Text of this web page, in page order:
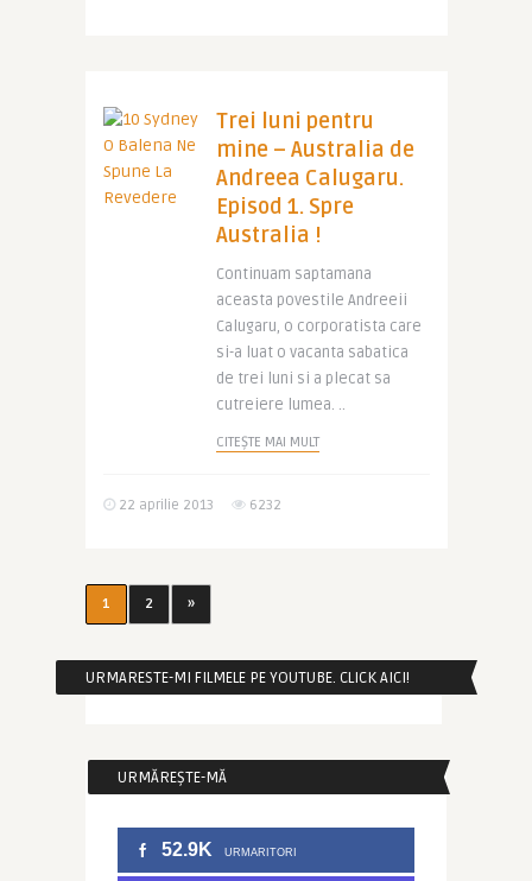
Trei luni pentru
mine – Australia de
Andreea Calugaru.
Episod 1. Spre
Australia !
Continuam saptamana
aceasta povestile Andreeii
Calugaru, o corporatista care
si-a luat o vacanta sabatica
de trei luni si a plecat sa
cutreiere lumea. ..
CITEȘTE MAI MULT
22 aprilie 2013 6232
1 2 »
URMARESTE-MI FILMELE PE YOUTUBE. CLICK AICI!
URMĂREȘTE-MĂ
52.9K URMARITORI